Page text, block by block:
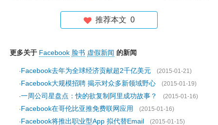
推荐本文 0
更多关于 Facebook 脸书 虚假新闻 的新闻
·Facebook去年为全球经济贡献超2千亿美元
(2015-01-21)
·Facebook大规模招聘 揭示对众多新领域野心
(2015-01-19)
·一周公司星盘点：快的欲复制阿里成功故事？
(2015-01-16)
·Facebook在哥伦比亚推免费联网应用
(2015-01-16)
·Facebook将推出职业型App 拟代替Email (2015-01-15)